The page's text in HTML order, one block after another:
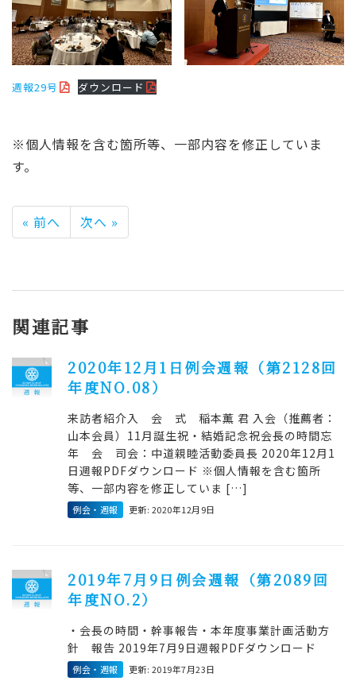
週報29号 ダウンロード
※個人情報を含む箇所等、一部内容を修正していま
す。
« 前へ 次へ »
関連記事
2020年12月1日例会週報（第2128回
年度NO.08）
来訪者紹介入 会 式 稲本薫 君 入会（推薦者：
山本会員）11月誕生祝・結婚記念祝会長の時間忘
年 会 司会：中道親睦活動委員長 2020年12月1
日週報PDFダウンロード ※個人情報を含む箇所
等、一部内容を修正していま […]
例会・週報 更新: 2020年12月9日
2019年7月9日例会週報（第2089回
年度NO.2）
・会長の時間・幹事報告・本年度事業計画活動方
針 報告 2019年7月9日週報PDFダウンロード
例会・週報 更新: 2019年7月23日